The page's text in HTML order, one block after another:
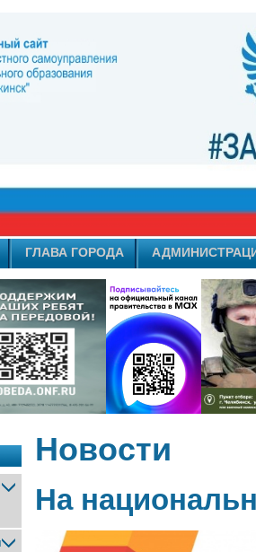
ГЛАВА ГОРОДА
Новости
На